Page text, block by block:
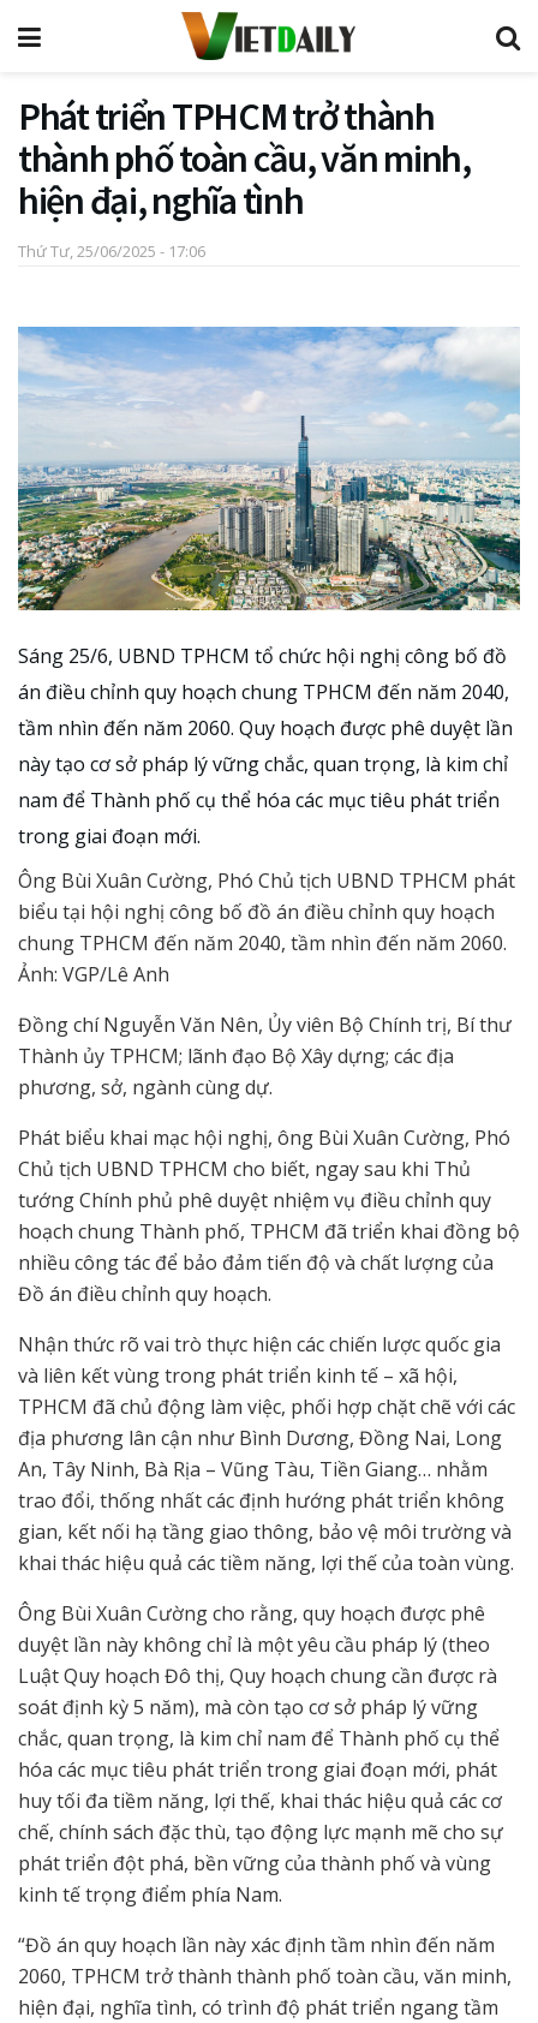
Phát triển TPHCM trở thành
thành phố toàn cầu, văn minh,
hiện đại, nghĩa tình
Thứ Tư, 25/06/2025 - 17:06
Sáng 25/6, UBND TPHCM tổ chức hội nghị công bố đồ
án điều chỉnh quy hoạch chung TPHCM đến năm 2040,
tầm nhìn đến năm 2060. Quy hoạch được phê duyệt lần
này tạo cơ sở pháp lý vững chắc, quan trọng, là kim chỉ
nam để Thành phố cụ thể hóa các mục tiêu phát triển
trong giai đoạn mới.
Ông Bùi Xuân Cường, Phó Chủ tịch UBND TPHCM phát
biểu tại hội nghị công bố đồ án điều chỉnh quy hoạch
chung TPHCM đến năm 2040, tầm nhìn đến năm 2060.
Ảnh: VGP/Lê Anh
Đồng chí Nguyễn Văn Nên, Ủy viên Bộ Chính trị, Bí thư
Thành ủy TPHCM; lãnh đạo Bộ Xây dựng; các địa
phương, sở, ngành cùng dự.
Phát biểu khai mạc hội nghị, ông Bùi Xuân Cường, Phó
Chủ tịch UBND TPHCM cho biết, ngay sau khi Thủ
tướng Chính phủ phê duyệt nhiệm vụ điều chỉnh quy
hoạch chung Thành phố, TPHCM đã triển khai đồng bộ
nhiều công tác để bảo đảm tiến độ và chất lượng của
Đồ án điều chỉnh quy hoạch.
Nhận thức rõ vai trò thực hiện các chiến lược quốc gia
và liên kết vùng trong phát triển kinh tế – xã hội,
TPHCM đã chủ động làm việc, phối hợp chặt chẽ với các
địa phương lân cận như Bình Dương, Đồng Nai, Long
An, Tây Ninh, Bà Rịa – Vũng Tàu, Tiền Giang… nhằm
trao đổi, thống nhất các định hướng phát triển không
gian, kết nối hạ tầng giao thông, bảo vệ môi trường và
khai thác hiệu quả các tiềm năng, lợi thế của toàn vùng.
Ông Bùi Xuân Cường cho rằng, quy hoạch được phê
duyệt lần này không chỉ là một yêu cầu pháp lý (theo
Luật Quy hoạch Đô thị, Quy hoạch chung cần được rà
soát định kỳ 5 năm), mà còn tạo cơ sở pháp lý vững
chắc, quan trọng, là kim chỉ nam để Thành phố cụ thể
hóa các mục tiêu phát triển trong giai đoạn mới, phát
huy tối đa tiềm năng, lợi thế, khai thác hiệu quả các cơ
chế, chính sách đặc thù, tạo động lực mạnh mẽ cho sự
phát triển đột phá, bền vững của thành phố và vùng
kinh tế trọng điểm phía Nam.
“Đồ án quy hoạch lần này xác định tầm nhìn đến năm
2060, TPHCM trở thành thành phố toàn cầu, văn minh,
hiện đại, nghĩa tình, có trình độ phát triển ngang tầm